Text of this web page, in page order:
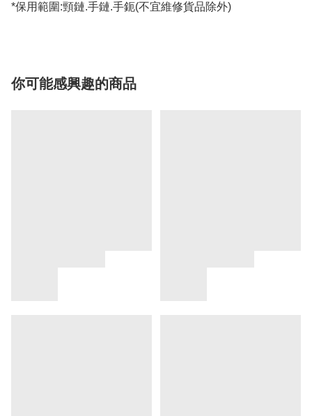
*保用範圍:頸鏈.手鏈.手鈪(不宜維修貨品除外)
你可能感興趣的商品